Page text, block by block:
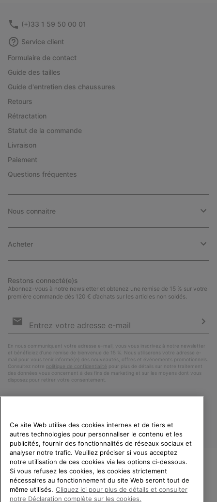
(+)33 1 59 50 00 01
Service client
Formulaire de contact
Guide des tailles
Guide d'entretien des chaussures
Retours
Rétractation
Statut de la commande
Livraison
Paiement
Questions fréquentes
Nous connaitre
Acheter
Restons connecté(e)s
Abonnez-vous à notre newsletter et obtenez une remise de 15 % sur votre
première commande dès 120 € d’achats sur les articles non soldés.
par
En nous communiquant votre adresse e-mail, vous vous inscrivez à notre newsletter
et bénéficiez d’une remise de bienvenue de 15 %. Nous utiliserons votre adresse e-
mail pour vous tenir informé(e) des nouveautés, offres et événements promotionnels.
Consultez notre politique de confidentialité pour plus de détails sur notre traitement
des données vous concernant à des fins de marketing et sur les moyens dont vous
disposez pour retirer votre consentement.
France
©2026 SOREL. Tous droits réservés.
BIENVENUE CHEZ SOREL.
VEUILLEZ SÉLECTIONNER
VOTRE PAYS DE LIVRAISON.
Ce site Web utilise des cookies internes et de tiers et
autres technologies pour personnaliser le contenu et les
publicités, fournir des fonctionnalités de réseaux sociaux et
analyser notre trafic. Veuillez préciser si vous acceptez
notre utilisation de ces cookies via les options ci-dessous.
Si vous refusez les cookies, les cookies strictement
nécessaires au fonctionnement du site Web seront tout de
même utilisés. Cliquez ici pour plus de détails et consulter
notre Déclaration complète sur les cookies.